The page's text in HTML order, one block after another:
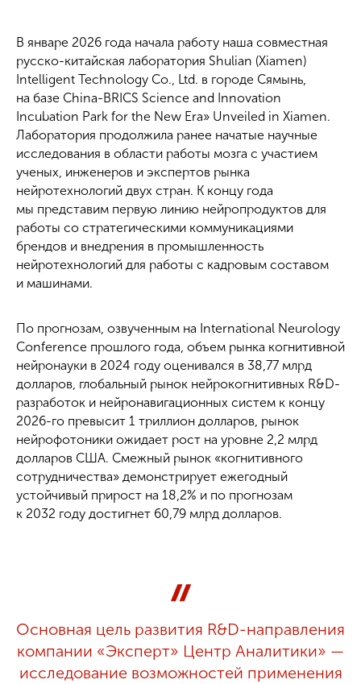
В январе 2026 года начала работу наша совместная
русско-китайская лаборатория Shulian (Xiamen)
Intelligent Technology Co., Ltd. в городе Сямынь,
на базе China-BRICS Science and Innovation
Incubation Park for the New Era» Unveiled in Xiamen.
Лаборатория продолжила ранее начатые научные
исследования в области работы мозга с участием
ученых, инженеров и экспертов рынка
нейротехнологий двух стран. К концу года
мы представим первую линию нейропродуктов для
работы со стратегическими коммуникациями
брендов и внедрения в промышленность
нейротехнологий для работы с кадровым составом
и машинами.
По прогнозам, озвученным на International Neurology
Conference прошлого года, объем рынка когнитивной
нейронауки в 2024 году оценивался в 38,77 млрд
долларов, глобальный рынок нейрокогнитивных R&D-
разработок и нейронавигационных систем к концу
2026-го превысит 1 триллион долларов, рынок
нейрофотоники ожидает рост на уровне 2,2 млрд
долларов США. Смежный рынок «когнитивного
сотрудничества» демонстрирует ежегодный
устойчивый прирост на 18,2% и по прогнозам
к 2032 году достигнет 60,79 млрд долларов.
Основная цель развития R&D-направления
компании «Эксперт» Центр Аналитики» —
исследование возможностей применения